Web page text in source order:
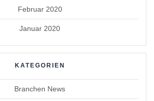
Februar 2020
Januar 2020
KATEGORIEN
Branchen News